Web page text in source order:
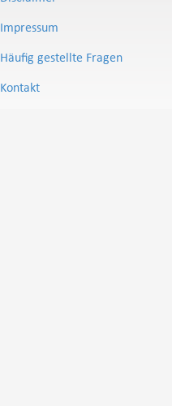
Impressum
Häufig gestellte Fragen
Kontakt